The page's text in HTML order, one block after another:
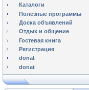
Каталоги
Полезные программы
Доска объявлений
Отдых и общение
Гостевая книга
Регистрация
donat
donat